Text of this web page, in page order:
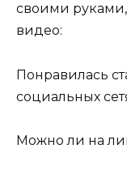
своими
видео:
Понравилась
социальных
Можно ли на